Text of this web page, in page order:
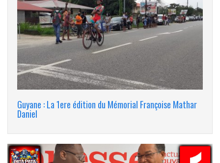
Guyane : La 1ere édition du Mémorial Françoise Mathar
Daniel
banniere_img